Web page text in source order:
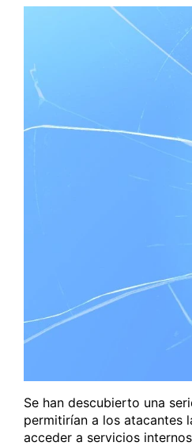
Se han descubierto una
permitirían a los atacantes
acceder a servicios